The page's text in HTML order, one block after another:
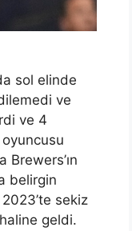
sol elinde
ve
ve 4
oyuncusu
belirgin
sekiz
geldi.